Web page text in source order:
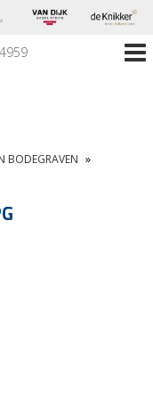
BODEGRAVEN »